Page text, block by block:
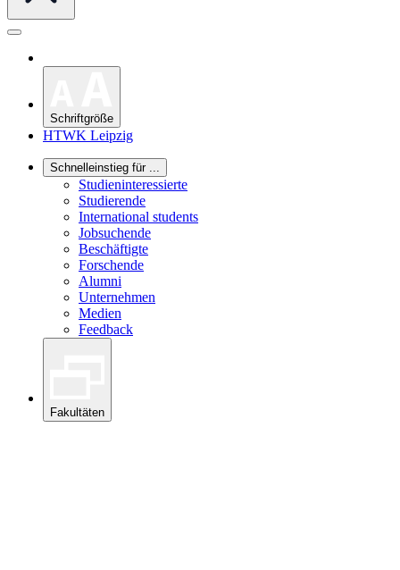
Schriftgröße
HTWK Leipzig
Schnelleinstieg für ...
Studieninteressierte
Studierende
International students
Jobsuchende
Beschäftigte
Forschende
Alumni
Unternehmen
Medien
Feedback
Fakultäten